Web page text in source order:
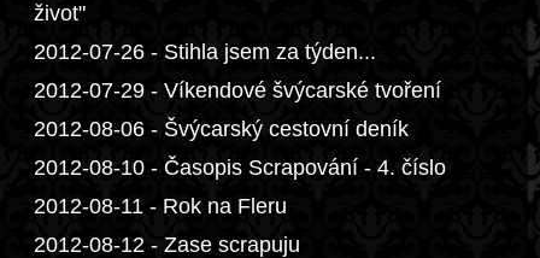
život"
2012-07-26 - Stihla jsem za týden...
2012-07-29 - Víkendové švýcarské tvoření
2012-08-06 - Švýcarský cestovní deník
2012-08-10 - Časopis Scrapování - 4. číslo
2012-08-11 - Rok na Fleru
2012-08-12 - Zase scrapuju